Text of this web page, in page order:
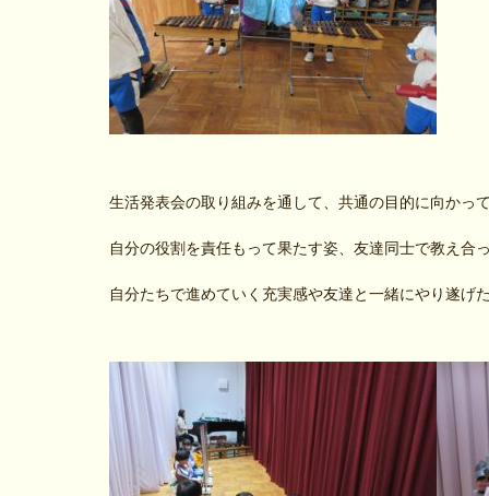
生活発表会の取り組みを通して、共通の目的に向かっ
自分の役割を責任もって果たす姿、友達同士で教え合
自分たちで進めていく充実感や友達と一緒にやり遂げ